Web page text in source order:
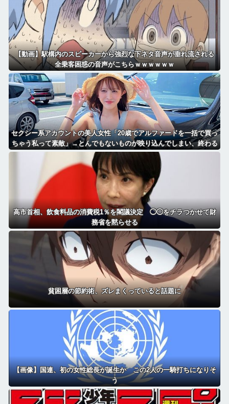
【動画】駅構内のスピーカーから強烈な下ネタ音声が垂れ流される
全乗客困惑の音声がこちらｗｗｗｗｗｗ
セクシー系アカウントの美人女性「20歳でアルファードを一括で買っ
ちゃう私って素敵」→とんでもないものが映り込んでしまい、終わる
高市首相、飲食料品の消費税1％を閣議決定 ◯◯をチラつかせて財
務省を黙らせる
貧困層の節約術、ズレまくっていると話題に
【画像】国連、初の女性総長が誕生か この2人の一騎打ちになりそ
う